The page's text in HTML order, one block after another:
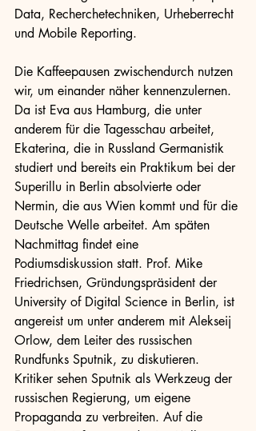
Data, Recherchetechniken, Urheberrecht
und Mobile Reporting.
Die Kaffeepausen zwischendurch nutzen
wir, um einander näher kennenzulernen.
Da ist Eva aus Hamburg, die unter
anderem für die Tagesschau arbeitet,
Ekaterina, die in Russland Germanistik
studiert und bereits ein Praktikum bei der
Superillu in Berlin absolvierte oder
Nermin, die aus Wien kommt und für die
Deutsche Welle arbeitet. Am späten
Nachmittag findet eine
Podiumsdiskussion statt. Prof. Mike
Friedrichsen, Gründungspräsident der
University of Digital Science in Berlin, ist
angereist um unter anderem mit Alekseij
Orlow, dem Leiter des russischen
Rundfunks Sputnik, zu diskutieren.
Kritiker sehen Sputnik als Werkzeug der
russischen Regierung, um eigene
Propaganda zu verbreiten. Auf die